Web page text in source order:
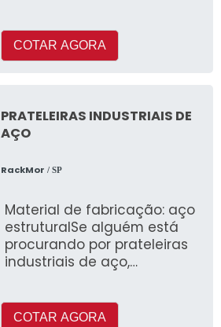
COTAR AGORA
PRATELEIRAS INDUSTRIAIS DE
AÇO
RackMor / SP
Material de fabricação: aço
estruturalSe alguém está
procurando por prateleiras
industriais de aço,
COTAR AGORA